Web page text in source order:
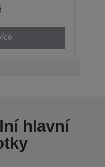
hlavní